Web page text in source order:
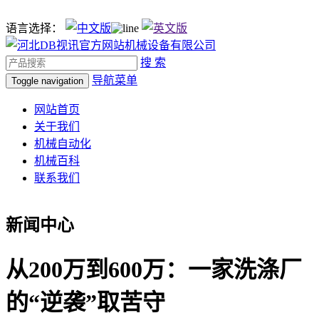
语言选择：
搜 索
Toggle navigation 导航菜单
网站首页
关于我们
机械自动化
机械百科
联系我们
新闻中心
从200万到600万：一家洗涤厂
的“逆袭”取苦守